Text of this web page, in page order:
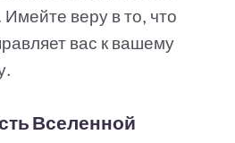
веру в то, что
вас к вашему
Вселенной